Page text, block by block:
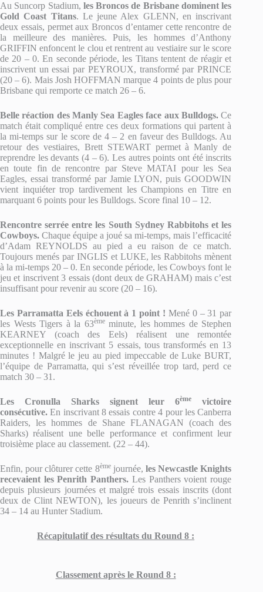
Au Suncorp Stadium, les Broncos de Brisbane dominent les
Gold Coast Titans. Le jeune Alex GLENN, en inscrivant
deux essais, permet aux Broncos d’entamer cette rencontre de
la meilleure des manières. Puis, les hommes d’Anthony
GRIFFIN enfoncent le clou et rentrent au vestiaire sur le score
de 20 – 0. En seconde période, les Titans tentent de réagir et
inscrivent un essai par PEYROUX, transformé par PRINCE
(20 – 6). Mais Josh HOFFMAN marque 4 points de plus pour
Brisbane qui remporte ce match 26 – 6.
Belle réaction des Manly Sea Eagles face aux Bulldogs.Ce
match était compliqué entre ces deux formations qui partent à
la mi-temps sur le score de 4 – 2 en faveur des Bulldogs. Au
retour des vestiaires, Brett STEWART permet à Manly de
reprendre les devants (4 – 6). Les autres points ont été inscrits
en toute fin de rencontre par Steve MATAI pour les Sea
Eagles, essai transformé par Jamie LYON, puis GOODWIN
vient inquiéter trop tardivement les Champions en Titre en
marquant 6 points pour les Bulldogs. Score final 10 – 12.
Rencontre serrée entre les South Sydney Rabbitohs et les
Cowboys. Chaque équipe a joué sa mi-temps, mais l’efficacité
d’Adam REYNOLDS au pied a eu raison de ce match.
Toujours menés par INGLIS et LUKE, les Rabbitohs mènent
à la mi-temps 20 – 0. En seconde période, les Cowboys font le
jeu et inscrivent 3 essais (dont deux de GRAHAM) mais c’est
insuffisant pour revenir au score (20 – 16).
Les Parramatta Eels échouent à 1 point ! Mené 0 – 31 par
les Wests Tigers à la 63èmeminute, les hommes de Stephen
KEARNEY (coach des Eels) réalisent une remontée
exceptionnelle en inscrivant 5 essais, tous transformés en 13
minutes ! Malgré le jeu au pied impeccable de Luke BURT,
l’équipe de Parramatta, qui s’est réveillée trop tard, perd ce
match 30 – 31.
Les Cronulla Sharks signent leur 6ème
victoire
consécutive.En inscrivant 8 essais contre 4 pour les Canberra
Raiders, les hommes de Shane FLANAGAN (coach des
Sharks) réalisent une belle performance et confirment leur
troisième place au classement. (22 – 44).
Enfin, pour clôturer cette 8èmejournée, les Newcastle Knights
recevaient les Penrith Panthers. Les Panthers voient rouge
depuis plusieurs journées et malgré trois essais inscrits (dont
deux de Clint NEWTON), les joueurs de Penrith s’inclinent
34 – 14 au Hunter Stadium.
Récapitulatif des résultats du Round 8 :
Classement après le Round 8 :